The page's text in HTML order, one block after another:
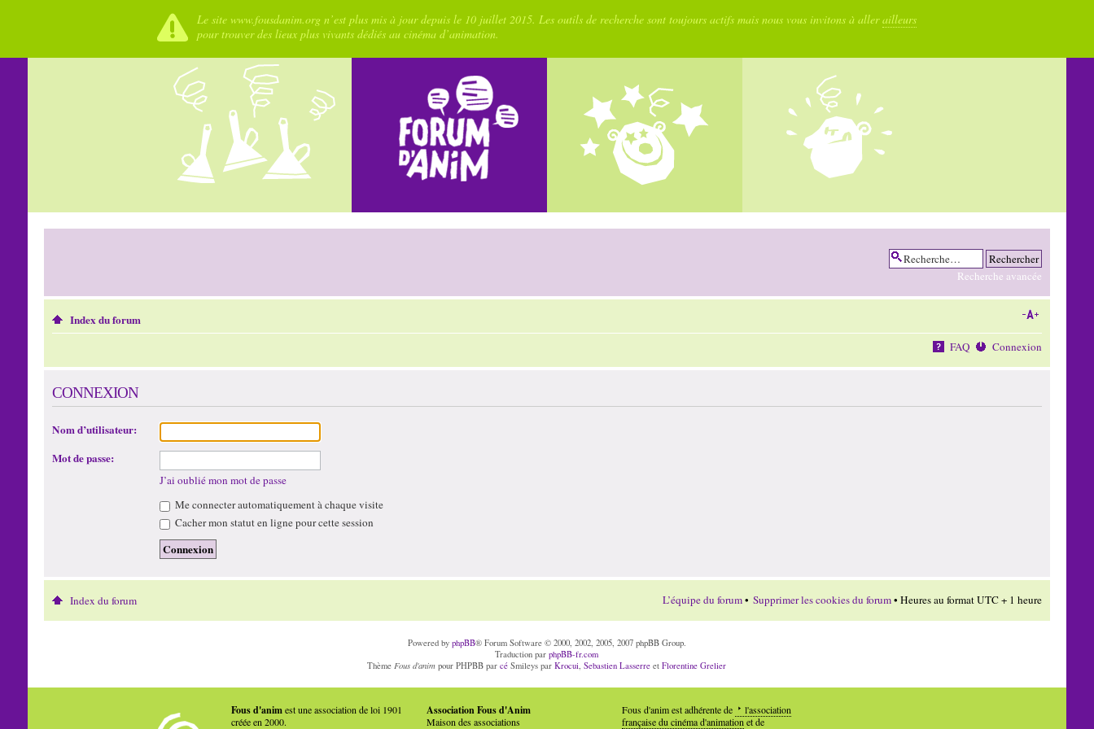
Le site www.fousdanim.org n’est plus mis à jour depuis le 10 juillet 2015. Les outils de recherche sont toujours actifs mais nous vous invitons à allerailleurs
pour trouver des lieux plus vivants dédiés au cinéma d’animation.
Recherche avancée
Index du forum
FAQ Connexion
CONNEXION
Nom d’utilisateur:
Mot de passe:
J’ai oublié mon mot de passe
Me connecter automatiquement à chaque visite
Cacher mon statut en ligne pour cette session
Index du forum L’équipe du forum• Supprimer les cookies du forum• Heures au format UTC + 1 heure
Powered by phpBB® Forum Software © 2000, 2002, 2005, 2007 phpBB Group.
Traduction parphpBB-fr.com
Thème Fous d'anim pour PHPBB parcé Smileys parKrocui ,Sebastien Lasserre etFlorentine Grelier
Fous d'animest une association de loi 1901
créée en 2000.
Association Fous d'Anim
Maison des associations
Fous d'anim est adhérente de
l'association
française du cinéma d'animation et de